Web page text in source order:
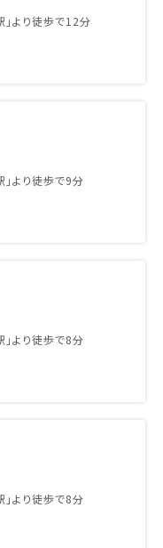
」より徒歩で12分
」より徒歩で9分
」より徒歩で8分
」より徒歩で8分